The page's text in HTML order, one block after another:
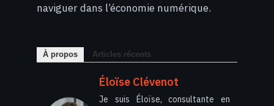
naviguer dans l’économie numérique.
À propos Articles récents
Éloïse Clévenot
Je suis Éloïse, consultante en